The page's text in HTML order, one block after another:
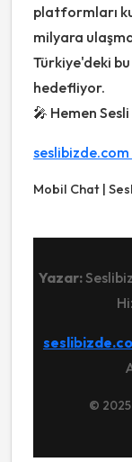
platformları
milyara
Türkiye'deki
hedefliyor.
🎤 Hemen
Mobil Chat |
Yazar:
© 2025